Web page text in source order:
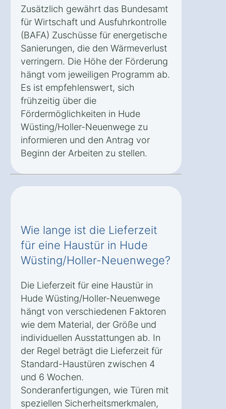
Zusätzlich gewährt das Bundesamt
für Wirtschaft und Ausfuhrkontrolle
(BAFA) Zuschüsse für energetische
Sanierungen, die den Wärmeverlust
verringern. Die Höhe der Förderung
hängt vom jeweiligen Programm ab.
Es ist empfehlenswert, sich
frühzeitig über die
Fördermöglichkeiten in Hude
Wüsting/Holler-Neuenwege zu
informieren und den Antrag vor
Beginn der Arbeiten zu stellen.
Wie lange ist die Lieferzeit
für eine Haustür in Hude
Wüsting/Holler-Neuenwege?
Die Lieferzeit für eine Haustür in
Hude Wüsting/Holler-Neuenwege
hängt von verschiedenen Faktoren
wie dem Material, der Größe und
individuellen Ausstattungen ab. In
der Regel beträgt die Lieferzeit für
Standard-Haustüren zwischen 4
und 6 Wochen.
Sonderanfertigungen, wie Türen mit
speziellen Sicherheitsmerkmalen,